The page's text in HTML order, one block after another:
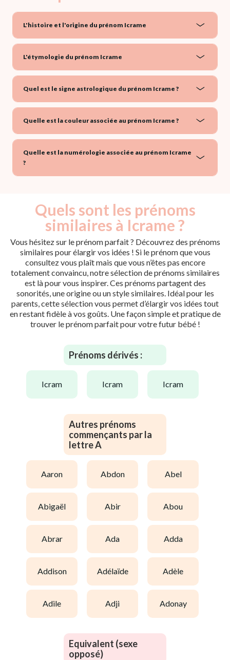
L'histoire et l'origine du prénom Icrame
L'étymologie du prénom Icrame
Quel est le signe astrologique du prénom Icrame ?
Quelle est la couleur associée au prénom Icrame ?
Quelle est la numérologie associée au prénom Icrame
?
Quels sont les prénoms
similaires à Icrame ?
Vous hésitez sur le prénom parfait ? Découvrez des prénoms
similaires pour élargir vos idées ! Si le prénom que vous
consultez vous plaît mais que vous n’êtes pas encore
totalement convaincu, notre sélection de prénoms similaires
est là pour vous inspirer. Ces prénoms partagent des
sonorités, une origine ou un style similaires. Idéal pour les
parents, cette sélection vous permet d’élargir vos idées tout
en restant fidèle à vos goûts. Une façon simple et pratique de
trouver le prénom parfait pour votre futur bébé !
Prénoms dérivés :
icram icram icram
Autres prénoms
commençants par la
lettre A
aaron abdon abel
abigaël abir abou
abrar ada adda
addison adélaïde adèle
adile adji adonay
Equivalent (sexe
opposé)